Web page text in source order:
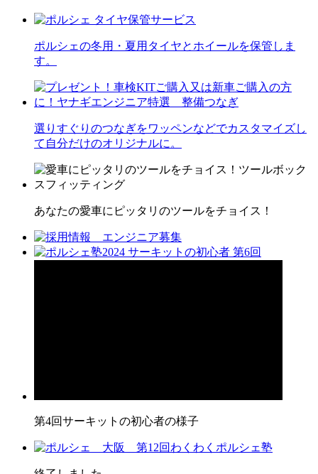
ポルシェの冬用・夏用タイヤとホイールを保管しま
す。
選りすぐりのつなぎをワッペンなどでカスタマイズし
て自分だけのオリジナルに。
あなたの愛車にピッタリのツールをチョイス！
第4回サーキットの初心者の様子